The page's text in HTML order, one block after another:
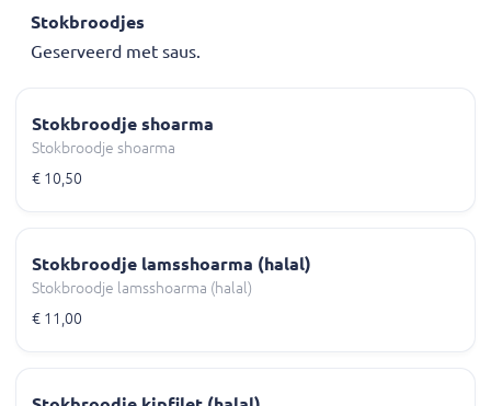
Stokbroodjes
Geserveerd met saus.
Stokbroodje shoarma
Stokbroodje shoarma
€ 10,50
Stokbroodje lamsshoarma (halal)
Stokbroodje lamsshoarma (halal)
€ 11,00